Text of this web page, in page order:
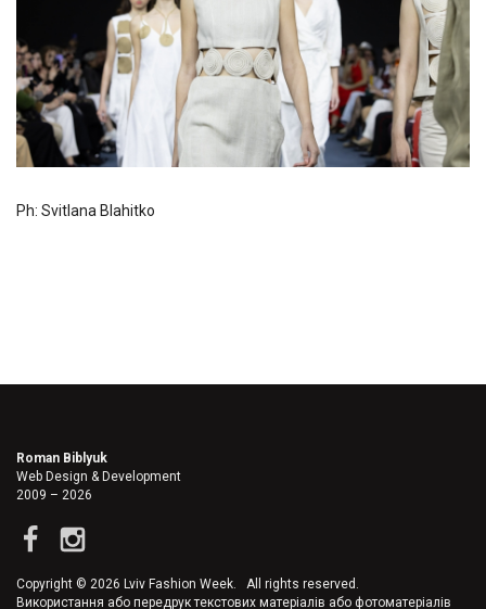
Ph: Svitlana Blahitko
Roman Biblyuk
Web Design & Development
2009 – 2026
Copyright © 2026 Lviv Fashion Week. All rights reserved.
Використання або передрук текстових матеріалів або фотоматеріалів